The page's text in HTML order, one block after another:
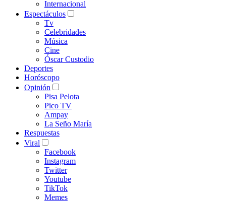
Internacional
Espectáculos
Tv
Celebridades
Música
Cine
Óscar Custodio
Deportes
Horóscopo
Opinión
Pisa Pelota
Pico TV
Ampay
La Seño María
Respuestas
Viral
Facebook
Instagram
Twitter
Youtube
TikTok
Memes